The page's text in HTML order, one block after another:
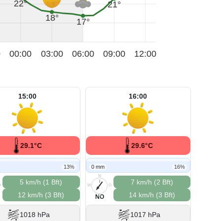
22°
18°
17°
21°
00:00 03:00 06:00 09:00 12:00
15:00
29.1°C
13%
5 km/h (1 Bft)
12 km/h (3 Bft)
1018 hPa
16:00
29.6°C
0 mm 16%
N
O
S
W
NO
7 km/h (2 Bft)
14 km/h (3 Bft)
1017 hPa